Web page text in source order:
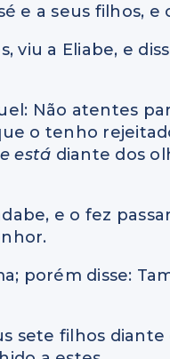
e a seus filhos,
viu a Eliabe, e
Não atentes
o tenho
está diante dos
e o fez
porém disse:
sete filhos